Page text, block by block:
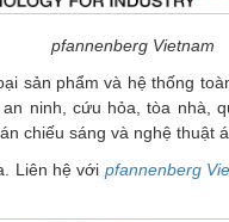
pfannenberg Vietnam
sản phẩm và hệ thống
ninh, cứu hỏa, tòa nhà,
chiếu sáng và nghệ thuật
Liên hệ với pfannenberg